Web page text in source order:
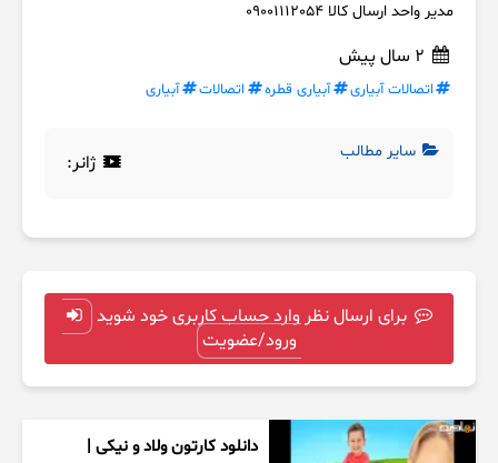
مدیر واحد ارسال کالا 09001112054
اتصالات آبیاری آبیاری قطره اتصالات آبیاری
سایر مطالب ژانر:
برای ارسال نظر وارد حساب کاربری خود شوید
ورود/عضویت
دانلود کارتون ولاد و نیکی |